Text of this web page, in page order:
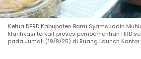
Ketua DPRD Kabupaten Barru Syamsuddin
klarifikasi terkait proses pemberhentian HRD
pada Jumat, (19/9/25) di Ruang Launch Kantor